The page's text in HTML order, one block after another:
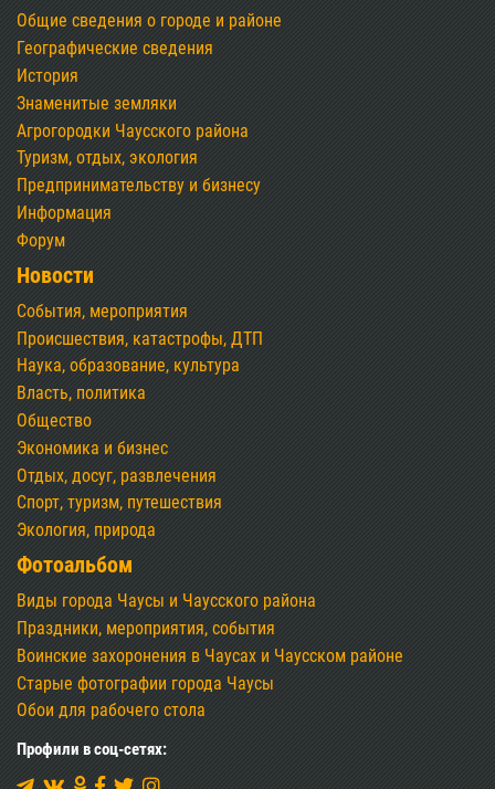
Общие сведения о городе и районе
Географические сведения
История
Знаменитые земляки
Агрогородки Чаусского района
Туризм, отдых, экология
Предпринимательству и бизнесу
Информация
Форум
Новости
События, мероприятия
Происшествия, катастрофы, ДТП
Наука, образование, культура
Власть, политика
Общество
Экономика и бизнес
Отдых, досуг, развлечения
Спорт, туризм, путешествия
Экология, природа
Фотоальбом
Виды города Чаусы и Чаусского района
Праздники, мероприятия, события
Воинские захоронения в Чаусах и Чаусском районе
Старые фотографии города Чаусы
Обои для рабочего стола
Профили в соц-сетях: